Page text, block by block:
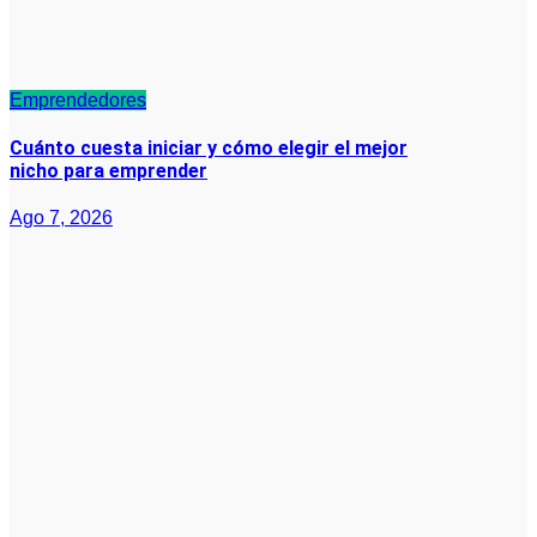
Emprendedores
Cuánto cuesta iniciar y cómo elegir el mejor
nicho para emprender
Ago 7, 2026